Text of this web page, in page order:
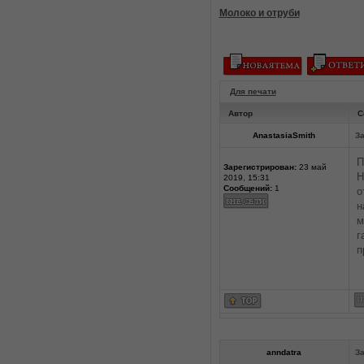
Молоко и отруби
Для печати
Автор
AnastasiaSmith
Зарегистрирован:23 май
2019, 15:31
Сообщений:1
anndatra